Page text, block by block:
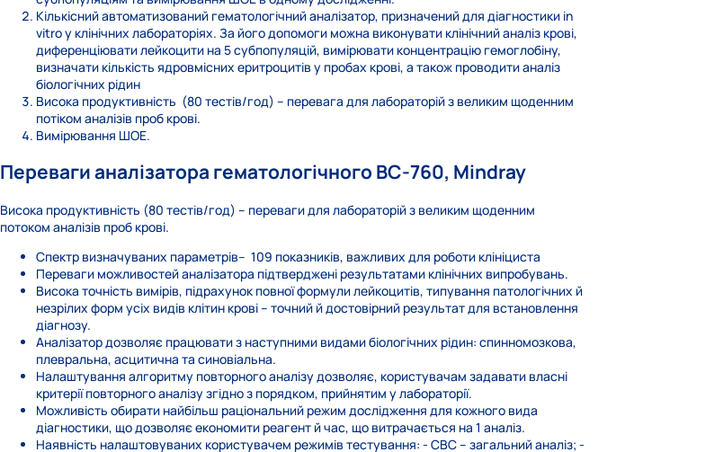
Кількісний автоматизований гематологічний аналізатор, призначений для діагностики in
vitro у клінічних лабораторіях. За його допомоги можна виконувати клінічний аналіз крові,
диференціювати лейкоцити на 5 субпопуляцій, вимірювати концентрацію гемоглобіну,
визначати кількість ядровмісних еритроцитів у пробах крові, а також проводити аналіз
біологічних рідин
Висока продуктивність (80 тестів/год) – перевага для лабораторій з великим щоденним
потіком аналізів проб крові.
Вимірювання ШОЕ.
Переваги аналізатора гематологічного BC-760, Mindray
Висока продуктивність (80 тестів/год) – переваги для лабораторій з великим щоденним
потоком аналізів проб крові.
Спектр визначуваних параметрів– 109 показників, важливих для роботи клініциста
Переваги можливостей аналізатора підтверджені результатами клінічних випробувань.
Висока точність вимірів, підрахунок повної формули лейкоцитів, типування патологічних й
незрілих форм усіх видів клітин крові – точний й достовірний результат для встановлення
діагнозу.
Аналізатор дозволяє працювати з наступними видами біологічних рідин: спинномозкова,
плевральна, асцитична та синовіальна.
Налаштування алгоритму повторного аналізу дозволяє, користувачам задавати власні
критерії повторного аналізу згідно з порядком, прийнятим у лабораторії.
Можливість обирати найбільш раціональний режим дослідження для кожного вида
діагностики, що дозволяє економити реагент й час, що витрачається на 1 аналіз.
Наявність налаштовуваних користувачем режимів тестування: - СВС – загальний аналіз; -